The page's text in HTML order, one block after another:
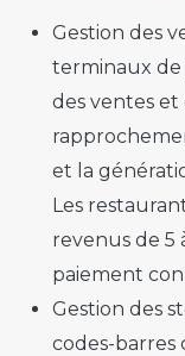
Gestion des
terminaux de
des ventes et
et la
Les
revenus de 5
paiement
Gestion des
codes-